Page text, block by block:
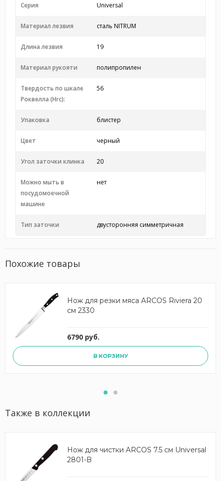
Серия Universal
Материал лезвия сталь NITRUM
Длина лезвия 19
Материал рукояти полипропилен
Твердость по шкале
Роквелла (Hrc):
56
Упаковка блистер
Цвет черный
Угол заточки клинка 20
Можно мыть в
посудомоечной
машине
нет
Тип заточки двусторонняя симметричная
Похожие товары
Нож для резки мяса ARCOS Riviera 20
см 2330
6790 руб.
В КОРЗИНУ
Также в коллекции
Нож для чистки ARCOS 7.5 см Universal
2801-B